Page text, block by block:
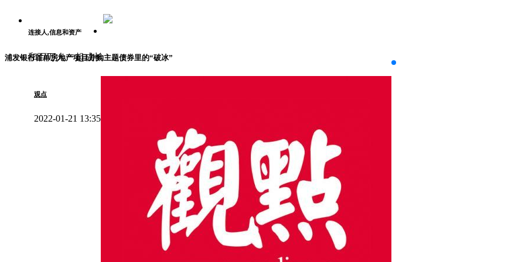
连接人,信息和资产
和百万人一起成长
浦发银行首单房地产项目并购主题债券里的“破冰”
观点
2022-01-21 13:35